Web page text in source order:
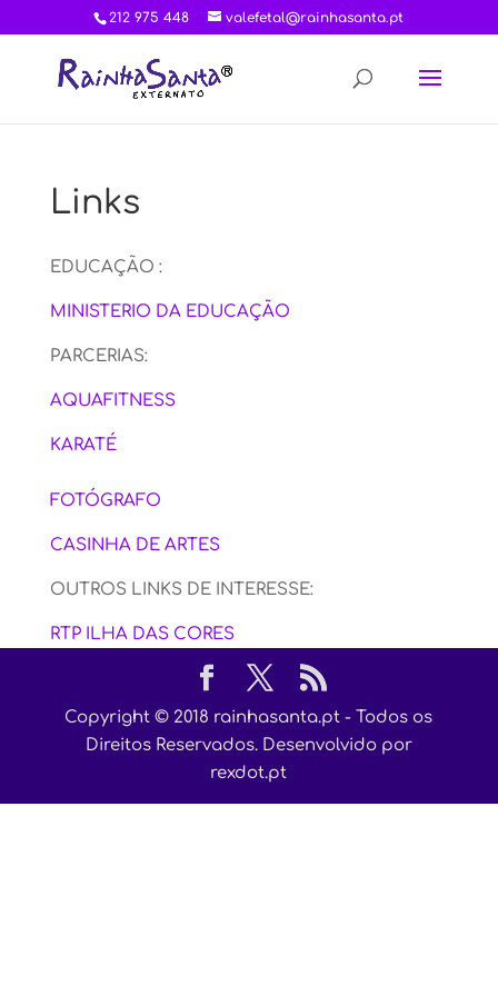
212 975 448 valefetal@rainhasanta.pt
Links
EDUCAÇÃO :
MINISTERIO DA EDUCAÇÃO
PARCERIAS:
AQUAFITNESS
KARATÉ
FOTÓGRAFO
CASINHA DE ARTES
OUTROS LINKS DE INTERESSE:
RTP ILHA DAS CORES
Copyright © 2018 rainhasanta.pt - Todos os
Direitos Reservados. Desenvolvido por
rexdot.pt